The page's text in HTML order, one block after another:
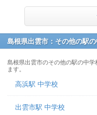
島根県出雲市：その他の駅
島根県出雲市のその他の駅の中
ます。
高浜駅 中学校
出雲市駅 中学校